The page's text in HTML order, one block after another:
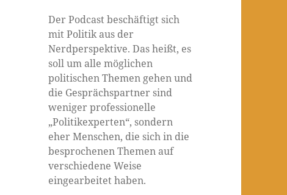
Der Podcast beschäftigt sich
mit Politik aus der
Nerdperspektive. Das heißt, es
soll um alle möglichen
politischen Themen gehen und
die Gesprächspartner sind
weniger professionelle
„Politikexperten“, sondern
eher Menschen, die sich in die
besprochenen Themen auf
verschiedene Weise
eingearbeitet haben.